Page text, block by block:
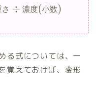
×100 = 9%
さ ÷ 濃度(小数)
る式については、一
覚えておけば、変形